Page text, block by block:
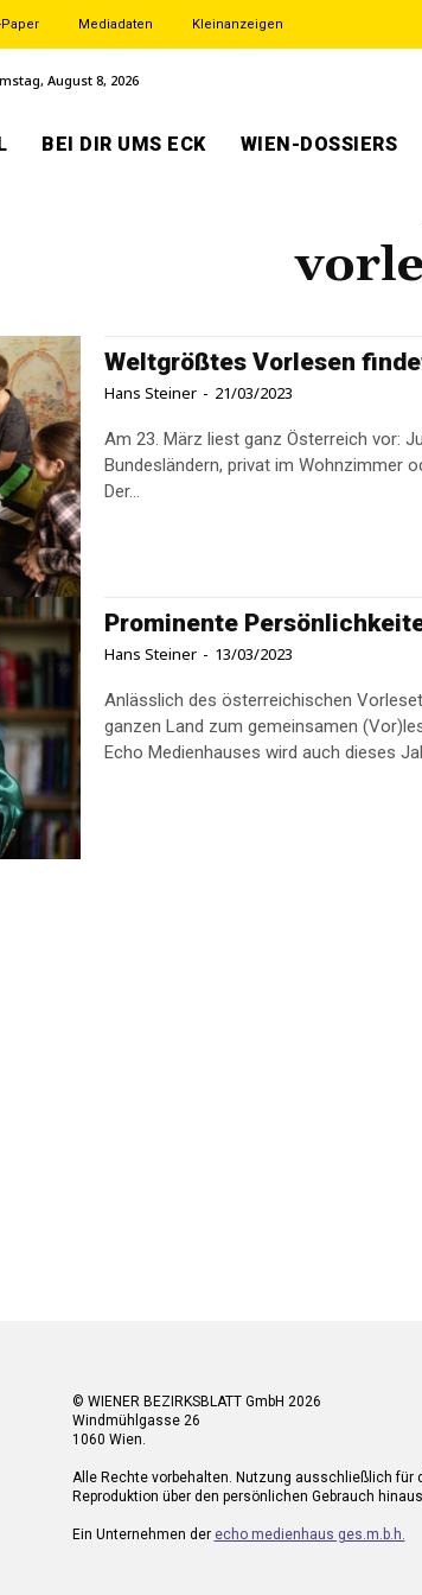
Paper Mediadaten Kleinanzeigen
August 8, 2026
BEI DIR UMS ECK WIEN-DOSSIERS
Weltgrößtes Vorlesen
Hans Steiner - 21/03/2023
Am 23. März liest ganz Österreich vor:
Bundesländern, privat im Wohnzimmer
Der...
Prominente
Hans Steiner - 13/03/2023
Anlässlich des österreichischen
ganzen Land zum gemeinsamen
Echo Medienhauses wird auch dieses
© WIENER BEZIRKSBLATT GmbH 2026
Windmühlgasse 26
1060 Wien.
Alle Rechte vorbehalten. Nutzung ausschließlich für
Reproduktion über den persönlichen Gebrauch
Ein Unternehmen der echo medienhaus ges.m.b.h.